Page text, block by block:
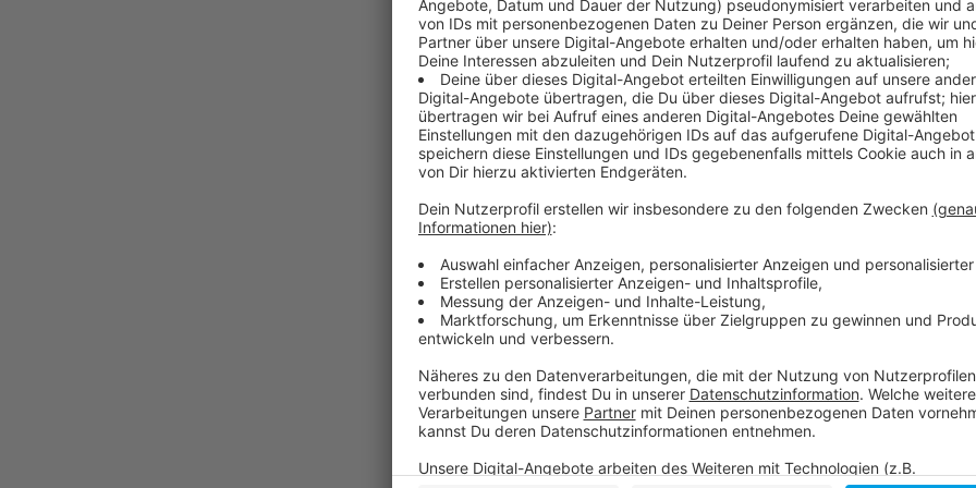
Jogi Löw ist der schönste Bundestrainer aller
werden und noch dreimal hin und zurück. Quasi im
"Fashion's-Eleven" geformt.
Selbstverständlich immer dabei: Sein Handy, mit
Sprachnachricht von seinen Erlebnissen berichtet.
Anzeige
Jogis Sprachnachricht: